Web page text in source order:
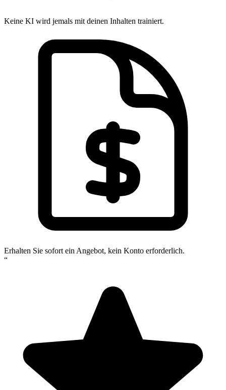
Keine KI wird jemals mit deinen Inhalten trainiert.
Erhalten Sie sofort ein Angebot, kein Konto erforderlich.
“